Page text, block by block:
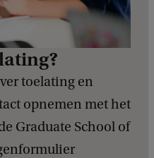
toelating en
opnemen met het
Graduate School of